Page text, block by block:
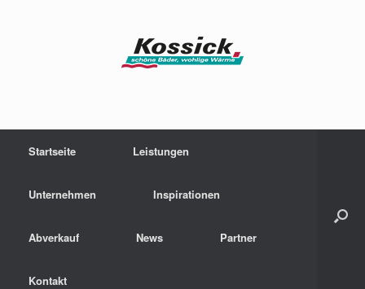
Startseite Leistungen
Unternehmen Inspirationen
Abverkauf News Partner
Kontakt